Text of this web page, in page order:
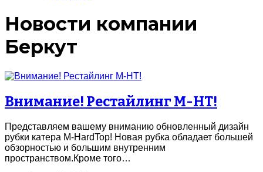
Новости компании
Беркут
Внимание! Рестайлинг M-HT!
Представляем вашему вниманию обновленный дизайн
рубки катера M-HardTop! Новая рубка обладает большей
обзорностью и большим внутренним
пространством.Кроме того…